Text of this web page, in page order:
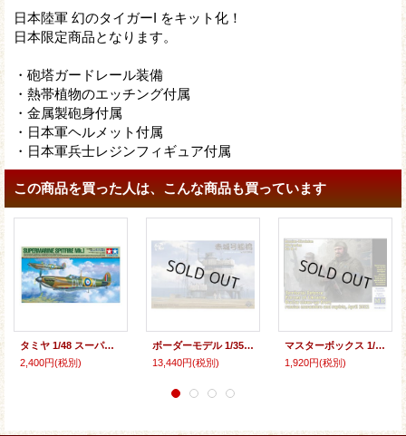
日本陸軍 幻のタイガーI をキット化！
日本限定商品となります。
・砲塔ガードレール装備
・熱帯植物のエッチング付属
・金属製砲身付属
・日本軍ヘルメット付属
・日本軍兵士レジンフィギュア付属
この商品を買った人は、こんな商品も買っています
タミヤ 1/48 スーパーマリン スピットファイアMk.I(完全新規設計)【プラモデル】
2,400円(税別)
ボーダーモデル 1/35 日本海軍 空母 赤城 艦橋 w/飛行甲板【プラモデル】
13,440円(税別)
マスターボックス 1/35 ウクライナ郷土防衛隊2体「ブチャ解放2022年4月」 ロシア・ウクライナ戦争シリーズ4【プラモデル】
1,920円(税別)